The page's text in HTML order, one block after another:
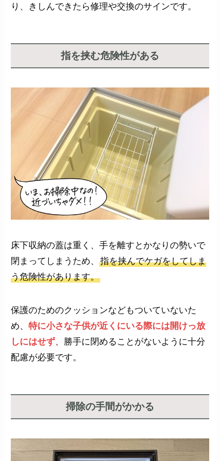
り、きしんできたら修理や交換のサインです。
指を挟む危険性がある
床下収納の蓋は重く、手を離すとかなりの勢いで
閉まってしまうため、指を挟んでケガをしてしま
う危険性があります。
保護のためのクッションなどもついていないた
め、特に小さな子供が近くにいる際には開けっ放
しにはせず、勝手に閉めることがないように十分
配慮が必要です。
掃除の手間がかかる